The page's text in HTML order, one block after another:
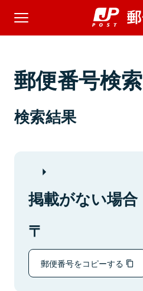
郵便番号検索
検索結果
掲載がない場合
郵便番号をコピーする